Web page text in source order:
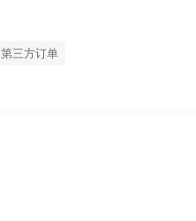
第三方订单